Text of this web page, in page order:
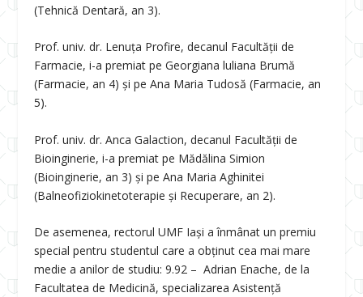
(Tehnică Dentară, an 3).
Prof. univ. dr. Lenuța Profire, decanul Facultății de
Farmacie, i-a premiat pe Georgiana luliana Brumă
(Farmacie, an 4) și pe Ana Maria Tudosă (Farmacie, an
5).
Prof. univ. dr. Anca Galaction, decanul Facultății de
Bioinginerie, i-a premiat pe Mădălina Simion
(Bioinginerie, an 3) și pe Ana Maria Aghinitei
(Balneofiziokinetoterapie și Recuperare, an 2).
De asemenea, rectorul UMF Iași a înmânat un premiu
special pentru studentul care a obținut cea mai mare
medie a anilor de studiu: 9.92 – Adrian Enache, de la
Facultatea de Medicină, specializarea Asistenţă